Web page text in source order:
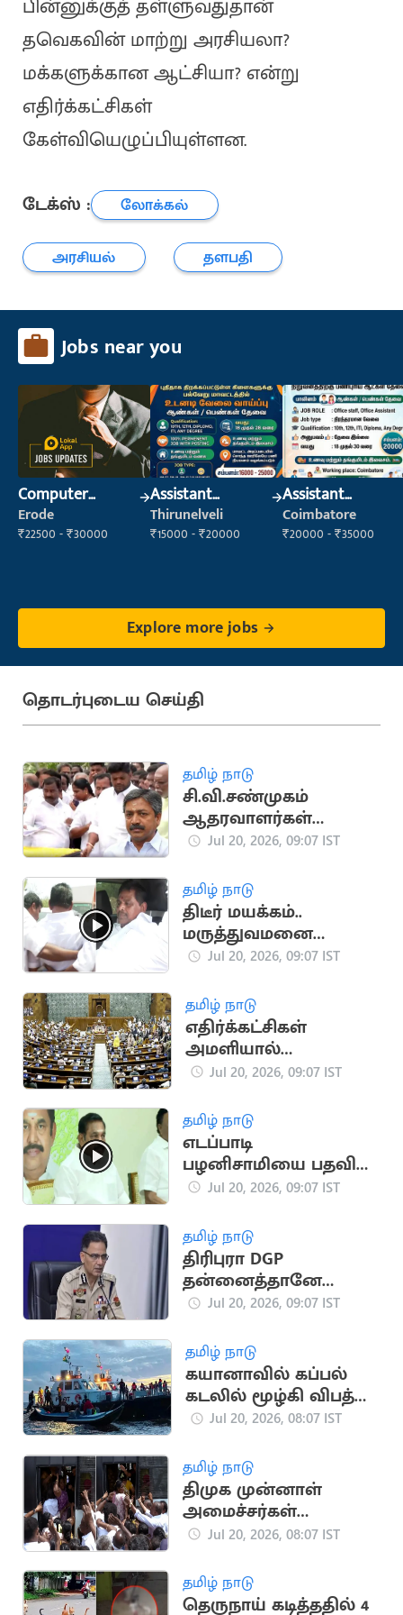
பின்னுக்குத் தள்ளுவதுதான்
தவெகவின் மாற்று அரசியலா?
மக்களுக்கான ஆட்சியா? என்று
எதிர்க்கட்சிகள்
கேள்வியெழுப்பியுள்ளன.
டேக்ஸ் :
லோக்கல்
அரசியல்
தளபதி
Jobs near you
Computer
Operator
Erode
₹22500 - ₹30000
Assistant
Manager
Thirunelveli
₹15000 - ₹20000
Assistant
Manager
Coimbatore
₹20000 - ₹35000
Explore more jobs
தொடர்புடைய செய்தி
தமிழ் நாடு
சி.வி.சண்முகம்
ஆதரவாளர்கள்
கூண்டோடு
Jul 20, 2026, 09:07 IST
தமிழ் நாடு
திடீர் மயக்கம்..
மருத்துவமனை
விரையும் அனிதா
Jul 20, 2026, 09:07 IST
தமிழ் நாடு
எதிர்க்கட்சிகள்
அமளியால்
மாநிலங்களவை நாள்
Jul 20, 2026, 09:07 IST
தமிழ் நாடு
எடப்பாடி
பழனிசாமியை பதவி
விலகச்சொன்ன
Jul 20, 2026, 09:07 IST
தமிழ் நாடு
திரிபுரா DGP
தன்னைத்தானே
துப்பாக்கியால் சுட்டு
Jul 20, 2026, 09:07 IST
தமிழ் நாடு
கயானாவில் கப்பல்
கடலில் மூழ்கி விபத்து:
66 பேர் பலி?
Jul 20, 2026, 08:07 IST
தமிழ் நாடு
திமுக முன்னாள்
அமைச்சர்கள்
கீதாஜீவன், அனிதா
கைது
Jul 20, 2026, 08:07 IST
தமிழ் நாடு
தெருநாய் கடித்ததில் 4